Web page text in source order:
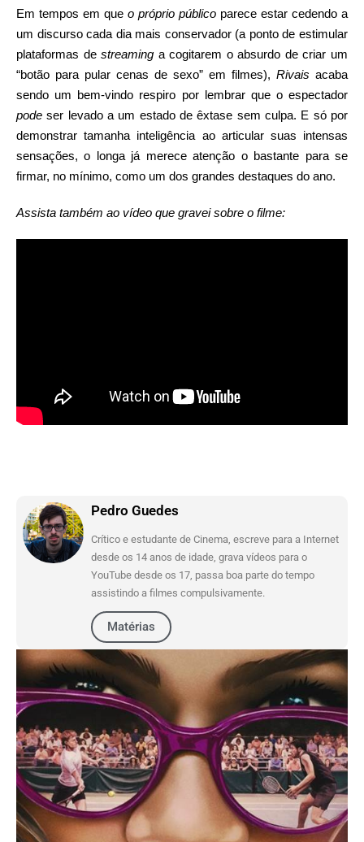
Em tempos em que o próprio público parece estar cedendo a
um discurso cada dia mais conservador (a ponto de estimular
plataformas destreaming a cogitarem o absurdo de criar um
“botão para pular cenas de sexo” em filmes), Rivais acaba
sendo um bem-vindo respiro por lembrar que o espectador
podeser levado a um estado de êxtase sem culpa. E só por
demonstrar tamanha inteligência ao articular suas intensas
sensações, o longa já merece atenção o bastante para se
firmar, no mínimo, como um dos grandes destaques do ano.
Assista também ao vídeo que gravei sobre o filme:
Pedro Guedes
Crítico e estudante de Cinema, escreve para a Internet
desde os 14 anos de idade, grava vídeos para o
YouTube desde os 17, passa boa parte do tempo
assistindo a filmes compulsivamente.
Matérias